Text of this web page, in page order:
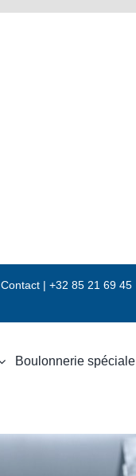
Contact | +32 85 21 69 45
Boulonnerie spéciale